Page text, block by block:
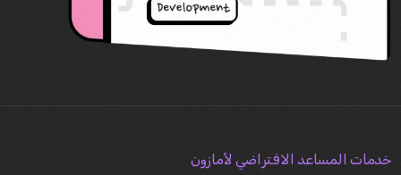
خدمات المساعد الافتراضي لأمازون